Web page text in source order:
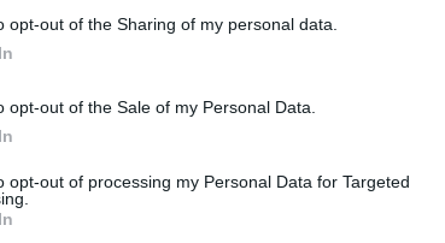
opt-out of the Sharing of my personal data.
opt-out of the Sale of my Personal Data.
opt-out of processing my Personal Data for Targeted
és Ronaldo, akik – vélhetően és
számítanak a szupersztároknak a